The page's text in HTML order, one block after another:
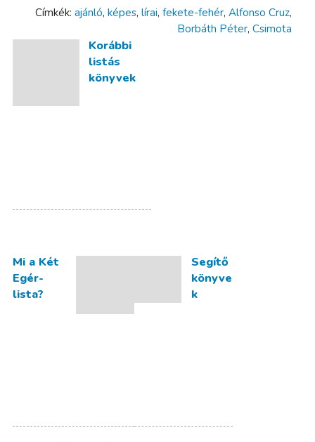
Címkék: ajánló, képes, lírai, fekete-fehér, Alfonso Cruz,
Borbáth Péter, Csimota
Korábbi
listás
könyvek
Mi a Két
Egér-
lista?
Segítő
könyve
k